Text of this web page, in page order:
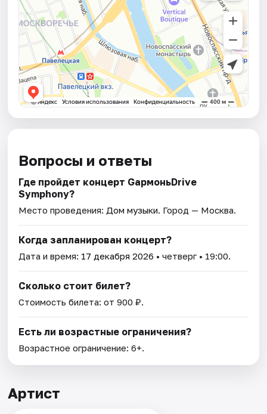
Вопросы и ответы
Где пройдет концерт GармоньDrive
Symphony?
Место проведения: Дом музыки. Город — Москва.
Когда запланирован концерт?
Дата и время: 17 декабря 2026 • четверг • 19:00.
Сколько стоит билет?
Стоимость билета: от 900 ₽.
Есть ли возрастные ограничения?
Возрастное ограничение: 6+.
Артист